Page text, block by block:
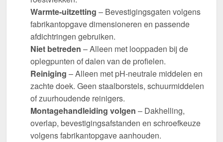
Warmte-uitzetting – Bevestigingsgaten volgens
fabrikantopgave dimensioneren en passende
afdichtringen gebruiken.
Niet betreden – Alleen met looppaden bij de
oplegpunten of dalen van de profielen.
Reiniging – Alleen met pH-neutrale middelen en
zachte doek. Geen staalborstels, schuurmiddelen
of zuurhoudende reinigers.
Montagehandleiding volgen – Dakhelling,
overlap, bevestigingsafstanden en schroefkeuze
volgens fabrikantopgave aanhouden.